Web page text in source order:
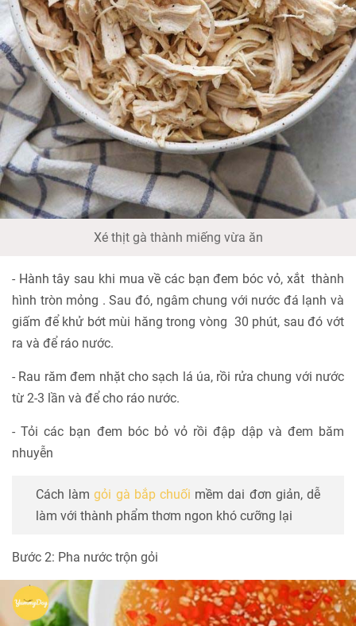
Xé thịt gà thành miếng vừa ăn
- Hành tây sau khi mua về các bạn đem bóc vỏ, xắt thành
hình tròn mỏng . Sau đó, ngâm chung với nước đá lạnh và
giấm để khử bớt mùi hăng trong vòng 30 phút, sau đó vớt
ra và để ráo nước.
- Rau răm đem nhặt cho sạch lá úa, rồi rửa chung với nước
từ 2-3 lần và để cho ráo nước.
- Tỏi các bạn đem bóc bỏ vỏ rồi đập dập và đem băm
nhuyễn
Cách làmgỏi gà bắp chuối mềm dai đơn giản, dễ
làm với thành phẩm thơm ngon khó cưỡng lại
Bước 2: Pha nước trộn gỏi